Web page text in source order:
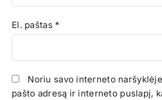
El. paštas *
Noriu savo interneto
pašto adresą ir interneto puslapį,